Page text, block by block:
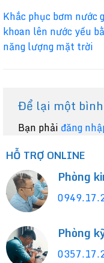
Khắc phục bơm nước
khoan lên nước yếu
năng lượng mặt trời
Để lại một
Bạn phải đăng
HỖ TRỢ ONLINE
Phòng
Phòng